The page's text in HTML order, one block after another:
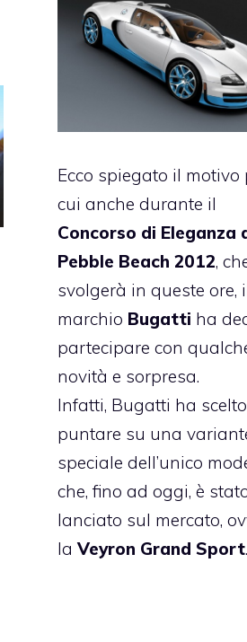
Ecco spiegato il motivo
cui anche durante il
Concorso di Eleganza
Pebble Beach 2012,
svolgerà in queste ore,
marchio Bugatti ha
partecipare con
novità e sorpresa.
Infatti, Bugatti ha
puntare su una
speciale dell’unico
che, fino ad oggi, è
lanciato sul mercato,
laVeyron Grand Sport.